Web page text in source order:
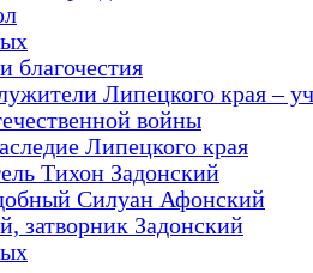
благочестия
Липецкого края –
войны
Липецкого края
Тихон Задонский
Силуан Афонский
затворник Задонский